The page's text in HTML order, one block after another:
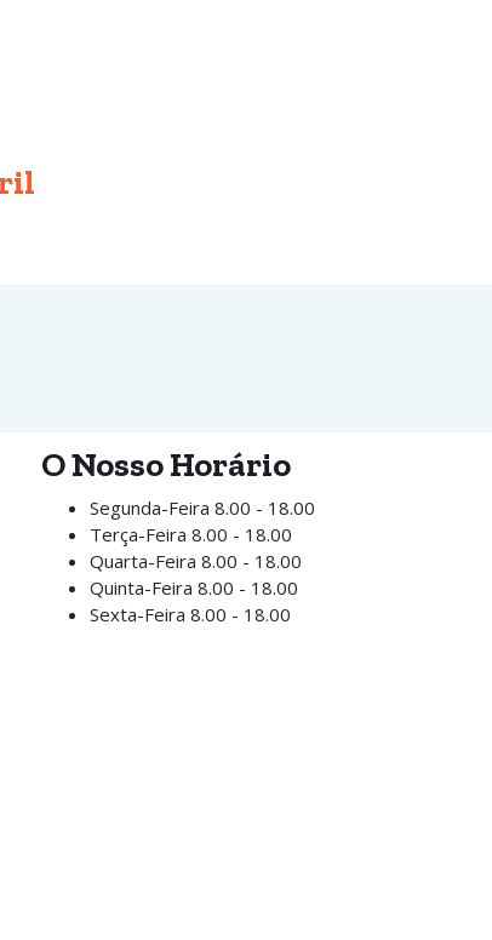
O Nosso Horário
Segunda-Feira 8.00 - 18.00
Terça-Feira 8.00 - 18.00
Quarta-Feira 8.00 - 18.00
Quinta-Feira 8.00 - 18.00
Sexta-Feira 8.00 - 18.00